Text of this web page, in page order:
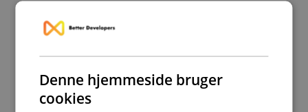
Denne hjemmeside bruger
cookies